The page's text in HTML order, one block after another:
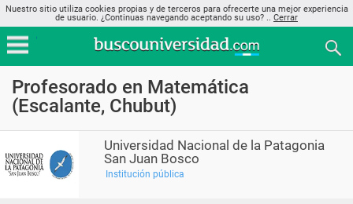
Nuestro sitio utiliza cookies propias y de terceros para ofrecerte una mejor experiencia
de usuario. ¿Continuas navegando aceptando su uso? .. Cerrar
Profesorado en Matemática
(Escalante, Chubut)
Universidad Nacional de la Patagonia
San Juan Bosco
Institución pública